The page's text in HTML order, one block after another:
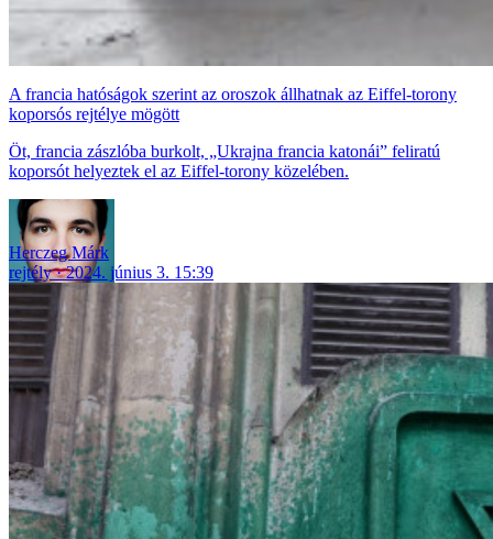
A francia hatóságok szerint az oroszok állhatnak az Eiffel-torony
koporsós rejtélye mögött
Öt, francia zászlóba burkolt, „Ukrajna francia katonái” feliratú
koporsót helyeztek el az Eiffel-torony közelében.
Herczeg Márk
rejtély
2024. június 3. 15:39